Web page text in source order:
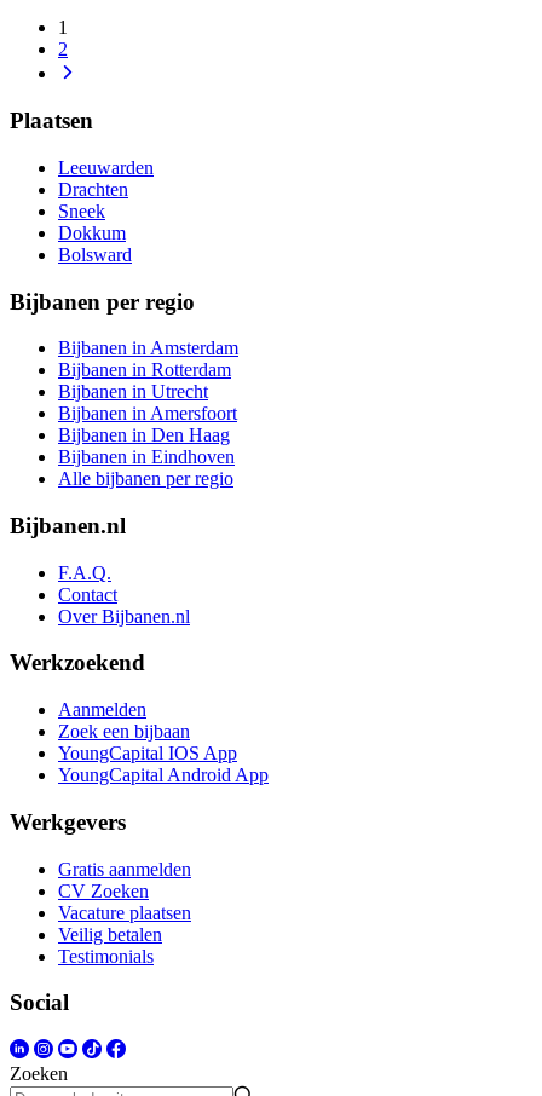
1
2
Plaatsen
Leeuwarden
Drachten
Sneek
Dokkum
Bolsward
Bijbanen per regio
Bijbanen in Amsterdam
Bijbanen in Rotterdam
Bijbanen in Utrecht
Bijbanen in Amersfoort
Bijbanen in Den Haag
Bijbanen in Eindhoven
Alle bijbanen per regio
Bijbanen.nl
F.A.Q.
Contact
Over Bijbanen.nl
Werkzoekend
Aanmelden
Zoek een bijbaan
YoungCapital IOS App
YoungCapital Android App
Werkgevers
Gratis aanmelden
CV Zoeken
Vacature plaatsen
Veilig betalen
Testimonials
Social
Zoeken